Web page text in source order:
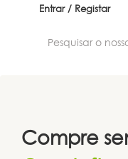
Entrar / Registar
Compre